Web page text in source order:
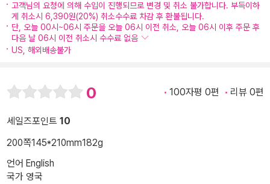
고객님의 요청에 의해 수입이 진행되므로 변경 및 취소 불가합니다. 부득이하
게 취소시 6,390원(20%) 취소수수료 차감 후 환불됩니다.
단, 오늘 00시~06시 주문을 오늘 06시 이전 취소, 오늘 06시 이후 주문 후
다음 날 06시 이전 취소시 수수료 없음
US, 해외배송불가
0 100자평 0편 리뷰 0편
세일즈포인트 10
200쪽145*210mm182g
언어 English
국가 영국